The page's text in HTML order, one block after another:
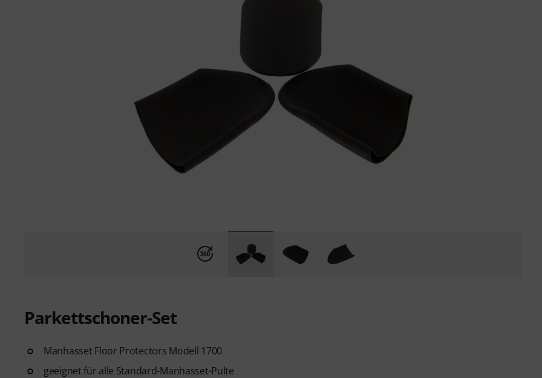
Parkettschoner-Set
Manhasset Floor Protectors Modell 1700
geeignet für alle Standard-Manhasset-Pulte